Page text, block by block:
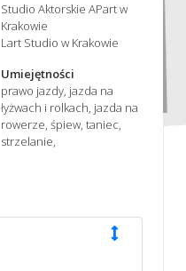
Studio Aktorskie APart w
Krakowie
Lart Studio w Krakowie
Umiejętności
prawo jazdy, jazda na
łyżwach i rolkach, jazda na
rowerze, śpiew, taniec,
strzelanie,